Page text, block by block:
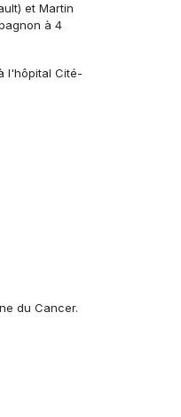
et Martin
à 4
l'hôpital Cité-
du Cancer.